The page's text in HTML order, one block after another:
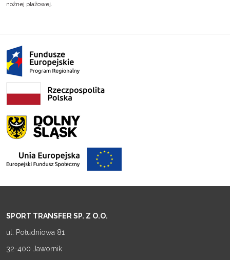
nożnej plażowej.
SPORT TRANSFER SP. Z O.O.
ul. Południowa 81
32-400 Jawornik